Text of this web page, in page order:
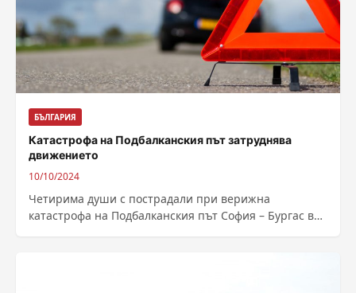
БЪЛГАРИЯ
Катастрофа на Подбалканския път затруднява
движението
10/10/2024
Четирима души с пострадали при верижна
катастрофа на Подбалканския път София – Бургас в